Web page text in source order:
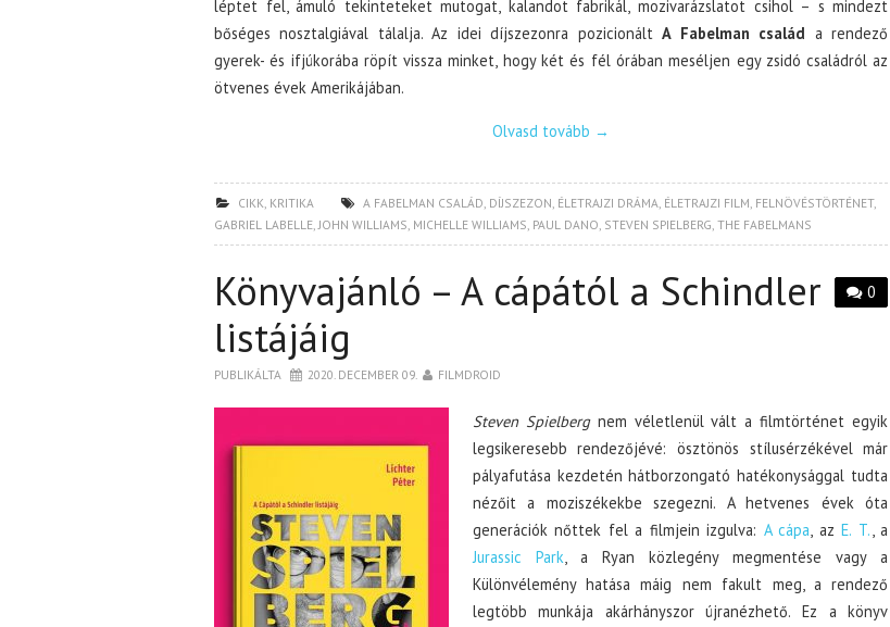
léptet fel, ámuló tekinteteket mutogat, kalandot fabrikál, mozivarázslatot csihol – s mindezt
bőséges nosztalgiával tálalja. Az idei díjszezonra pozicionáltA Fabelman család a rendező
gyerek- és ifjúkorába röpít vissza minket, hogy két és fél órában meséljen egy zsidó családról az
ötvenes évek Amerikájában.
Olvasd tovább →
CIKK, KRITIKA A FABELMAN CSALÁD, DÍJSZEZON, ÉLETRAJZI DRÁMA, ÉLETRAJZI FILM, FELNÖVÉSTÖRTÉNET,
GABRIEL LABELLE,JOHN WILLIAMS, MICHELLE WILLIAMS, PAUL DANO, STEVEN SPIELBERG, THE FABELMANS
0
Könyvajánló – A cápától a Schindler
listájáig
PUBLIKÁLTA 2020. DECEMBER 09. FILMDROID
Steven Spielbergnem véletlenül vált a filmtörténet egyik
legsikeresebb rendezőjévé: ösztönös stílusérzékével már
pályafutása kezdetén hátborzongató hatékonysággal tudta
nézőit a moziszékekbe szegezni. A hetvenes évek óta
generációk nőttek fel a filmjein izgulva: A cápa, azE. T., a
Jurassic Park, a Ryan közlegény megmentése vagy a
Különvélemény hatása máig nem fakult meg, a rendező
legtöbb munkája akárhányszor újranézhető. Ez a könyv